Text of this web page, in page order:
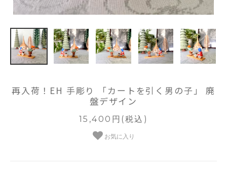
再入荷！EH 手彫り 「カートを引く男の子」 廃
盤デザイン
15,400円(税込)
お気に入り